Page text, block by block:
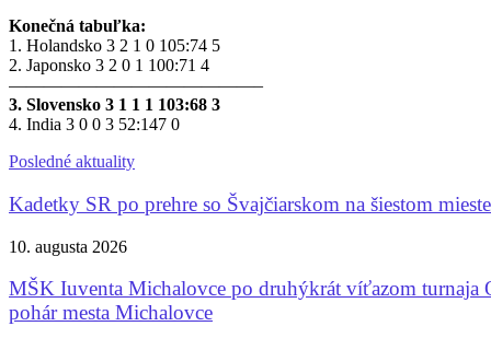
Konečná tabuľka:
1. Holandsko 3 2 1 0 105:74 5
2. Japonsko 3 2 0 1 100:71 4
——————————————–
3. Slovensko 3 1 1 1 103:68 3
4. India 3 0 0 3 52:147 0
Posledné aktuality
Kadetky SR po prehre so Švajčiarskom na šiestom mieste
10. augusta 2026
MŠK Iuventa Michalovce po druhýkrát víťazom turnaja
pohár mesta Michalovce